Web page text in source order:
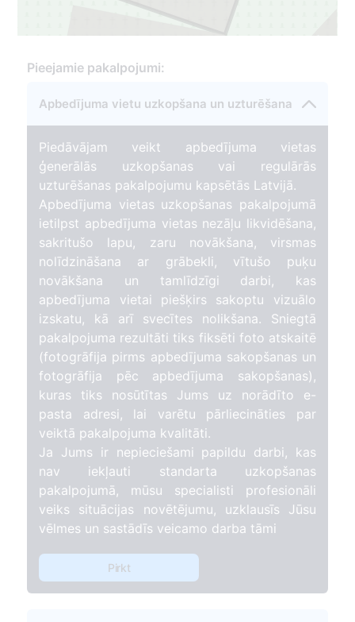
56
Pieejamie pakalpojumi:
Apbedījuma vietu uzkopšana un uzturēšana
Piedāvājam veikt apbedījuma vietas
ģenerālās uzkopšanas vai regulārās
uzturēšanas pakalpojumu kapsētās Latvijā.
Apbedījuma vietas uzkopšanas pakalpojumā
ietilpst apbedījuma vietas nezāļu likvidēšana,
sakritušo lapu, zaru novākšana, virsmas
nolīdzināšana ar grābekli, vītušo puķu
novākšana un tamlīdzīgi darbi, kas
apbedījuma vietai piešķirs sakoptu vizuālo
izskatu, kā arī svecītes nolikšana. Sniegtā
pakalpojuma rezultāti tiks fiksēti foto atskaitē
(fotogrāfija pirms apbedījuma sakopšanas un
fotogrāfija pēc apbedījuma sakopšanas),
kuras tiks nosūtītas Jums uz norādīto e-
pasta adresi, lai varētu pārliecināties par
veiktā pakalpojuma kvalitāti.
Ja Jums ir nepieciešami papildu darbi, kas
nav iekļauti standarta uzkopšanas
pakalpojumā, mūsu specialisti profesionāli
veiks situācijas novētējumu, uzklausīs Jūsu
vēlmes un sastādīs veicamo darba tāmi
Pirkt